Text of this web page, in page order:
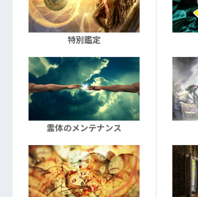
特別鑑定
霊体のメンテナンス